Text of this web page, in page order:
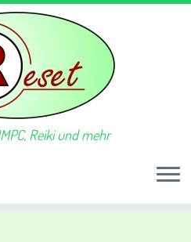
Reiki und mehr